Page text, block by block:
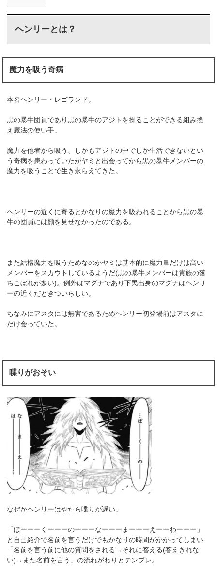
ヘンリーとは？
魔力を吸う奇病
本名ヘンリー・レゴランド。
黒の暴牛団員であり黒の暴牛のアジトを操ることができる組み換
え魔法の使い手。
魔力を他者から吸う、しかもアジトの中でしか生活できないとい
う奇病を患わっていたがヤミと出会ってから黒の暴牛メンバーの
魔力を吸うことで生き永らえてきた。
ヘンリーの近くに寄るとかなりの魔力を吸われることから黒の暴
牛の団員には顔を見せなかったのである。
また結構魔力を吸うためなのかヤミは基本的に魔力量だけは高い
メンバーをスカウトしているようだ(黒の暴牛メンバーは貴族の落
ちこぼれが多い)。例外はマグナであり下民出身のマグナはヘンリ
ーの近くだときついらしい。
ちなみにアスタには無害であるためヘンリー初登場前はアスタに
だけ会っていた。
喋りがおそい
なぜかヘンリーはやたら喋りが遅い。
「ぼーーーくーーーのーーーなーーーまーーーえーーわーーー」
と自己紹介で名前を言うだけでもかなりの時間がかかってしまい
「名前を言う前に他の質問をされる→それに答える(答えきれな
い)→また名前を言う」の流れがわりとテンプレ。